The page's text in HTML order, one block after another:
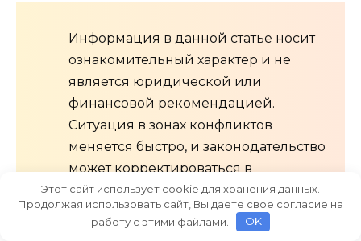
Информация в данной статье носит
ознакомительный характер и не
является юридической или
финансовой рекомендацией.
Ситуация в зонах конфликтов
меняется быстро, и законодательство
может корректироваться в
экстренном порядке. Перед
принятием решения о
кредитовании и покупке
Этот сайт использует cookie для хранения данных.
Продолжая использовать сайт, Вы даете свое согласие на
работу с этими файлами.
OK